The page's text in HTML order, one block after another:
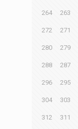
263
264
271
272
279
280
287
288
295
296
303
304
311
312